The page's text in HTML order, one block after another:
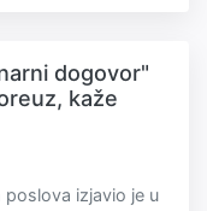
dogovor"
kaže
poslova izjavio je u